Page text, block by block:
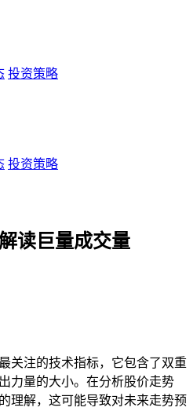
投资策略
投资策略
读巨量成交量
关注的技术指标，它包含了双重
力量的大小。在分析股价走势
理解，这可能导致对未来走势预